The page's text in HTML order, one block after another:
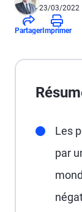
23/03/2022
Partager Imprimer
Les
par